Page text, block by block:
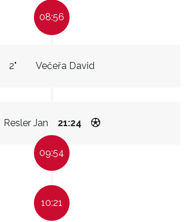
08:56
Večeřa David
2"
Resler Jan 21:24
09:54
10:21